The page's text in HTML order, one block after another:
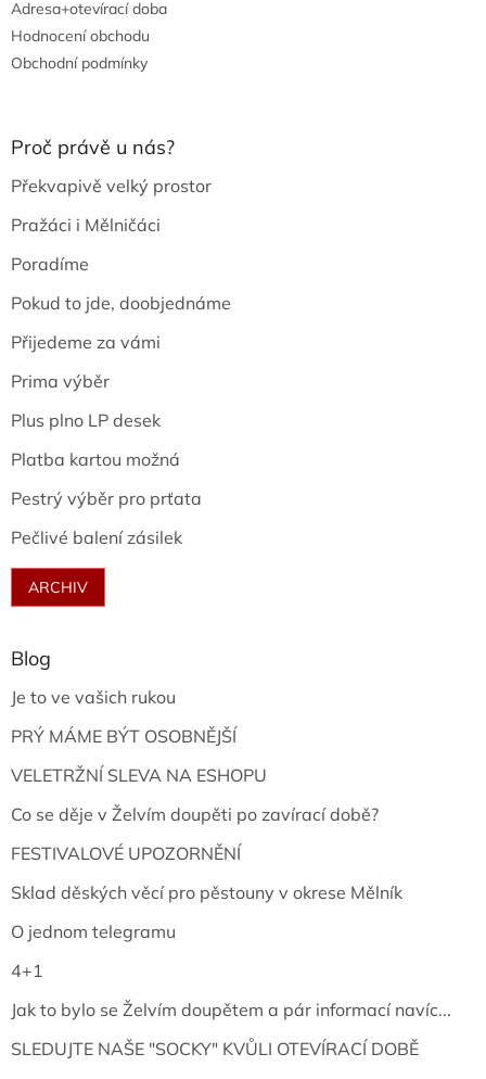
Adresa+otevírací doba
Hodnocení obchodu
Obchodní podmínky
Proč právě u nás?
Překvapivě velký prostor
Pražáci i Mělničáci
Poradíme
Pokud to jde, doobjednáme
Přijedeme za vámi
Prima výběr
Plus plno LP desek
Platba kartou možná
Pestrý výběr pro prťata
Pečlivé balení zásilek
ARCHIV
Blog
Je to ve vašich rukou
PRÝ MÁME BÝT OSOBNĚJŠÍ
VELETRŽNÍ SLEVA NA ESHOPU
Co se děje v Želvím doupěti po zavírací době?
FESTIVALOVÉ UPOZORNĚNÍ
Sklad děských věcí pro pěstouny v okrese Mělník
O jednom telegramu
4+1
Jak to bylo se Želvím doupětem a pár informací navíc...
SLEDUJTE NAŠE "SOCKY" KVŮLI OTEVÍRACÍ DOBĚ